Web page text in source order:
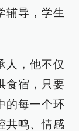
辅导，学生
人，他不仅
食宿，只要
的每一个环
共鸣、情感